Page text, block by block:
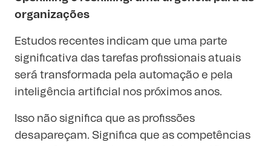
organizações
Estudos recentes indicam que uma parte
significativa das tarefas profissionais atuais
será transformada pela automação e pela
inteligência artificial nos próximos anos.
Isso não significa que as profissões
desapareçam. Significa que as competências